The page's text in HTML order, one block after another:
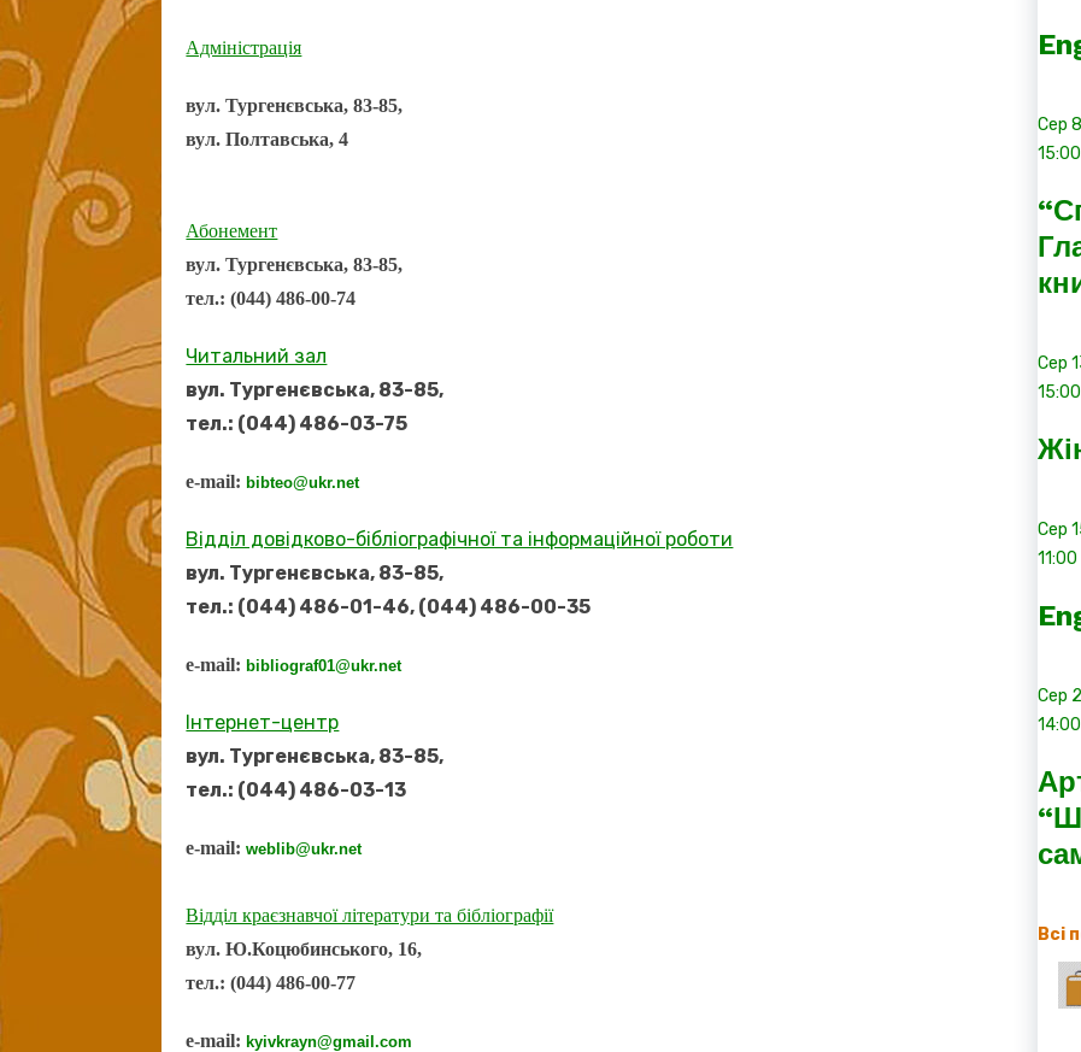
Адміністрація
вул. Тургенєвська, 83-85,
вул. Полтавська, 4
Абонемент
вул. Тургенєвська, 83-85,
тел.: (044) 486-00-74
Читальний зал
вул. Тургенєвська, 83-85,
тел.: (044) 486-03-75
e-mail:bibteo@ukr.net
Відділ довідково-бібліографічної та інформаційної роботи
вул. Тургенєвська, 83-85,
тел.: (044) 486-01-46, (044) 486-00-35
e-mail:bibliograf01@ukr.net
Інтернет-центр
вул. Тургенєвська, 83-85,
тел.: (044) 486-03-13
e-mail:weblib@ukr.net
Відділ краєзнавчої літератури та бібліографії
вул. Ю.Коцюбинського, 16,
тел.: (044) 486-00-77
e-mail:kyivkrayn@gmail.com
Сер8
15:00
Сер
15:00
Сер
11:00
Сер
14:00
Всі